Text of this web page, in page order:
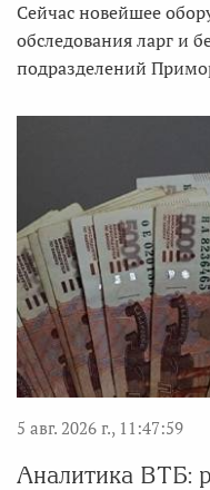
Сейчас новейшее
обследования ларг и
подразделений
5 авг. 2026 г., 11:47:59
Аналитика ВТБ: